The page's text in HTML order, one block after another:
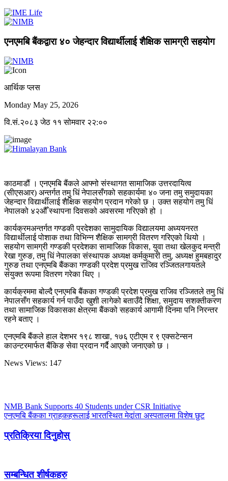
एनएमबि बैंकद्वारा ४० जेहन्दार विद्यार्थीलाई शैक्षिक सामग्री सहयोग
आर्थिक प्लस
Monday May 25, 2026
वि.सं.२०८३ जेठ ११ सोमवार २२:००
काठमाडौं । एनएमबि बैंकले आफ्नो संस्थागत सामाजिक उत्तरदायित्व
(सीएसआर) अन्तर्गत तमु धिं नेपालसँगको सहकार्यमा ४० जना तमु समुदायका
जेहन्दार विद्यार्थीलाई शैक्षिक सहयोग प्रदान गरेको छ । उक्त सहयोग तमु धिं
नेपालको ४२औँ स्थापना दिवसको अवसरमा गरिएको हो ।
कार्यक्रमअन्तर्गत गण्डकी प्रदेशका सामुदायिक विद्यालयमा अध्ययनरत
विद्यार्थीलाई पोशाक तथा विभिन्न शैक्षिक सामग्री वितरण गरिएको थियो ।
सहयोग सामग्री गण्डकी प्रदेशका सामाजिक विकास, युवा तथा खेलकुद मन्त्री
रेखा गुरुङ, तमु धिं नेपालका संस्थापक अध्यक्ष कर्मकुमारी तमु, अध्यक्ष हुमबहादुर
गुरुङ तथा एनएमबि बैंकका गण्डकी प्रदेश प्रमुख राजिव रञ्जितलगायतले
संयुक्त रूपमा वितरण गरेका थिए ।
कार्यक्रममा बोल्दै एनएमबि बैंकका गण्डकी प्रदेश प्रमुख राजिव रञ्जितले तमु धिं
नेपालसँग सहकार्य गर्न पाउँदा खुशी लागेको बताउँदै शिक्षा, समुदाय सशक्तीकरण
तथा सामाजिक विकासका क्षेत्रमा बैंकको सहकार्य आगामी दिनमा पनि निरन्तर
रहने बताए ।
एनएमबि बैंकले हाल देशभर १९८ शाखा, १७६ एटीएम र ९ एक्सटेन्सन
काउन्टरमार्फत बैंकिङ सेवा प्रदान गर्दै आएको जनाएको छ ।
News Views: 147
NMB Bank Supports 40 Students under CSR Initiative
एनएमबि बैंकका ग्राहकहरूलाई भारतस्थित मेदांता अस्पतालमा विशेष छुट
प्रतिक्रिया दिनुहोस्
सम्बन्धित शीर्षकहरु